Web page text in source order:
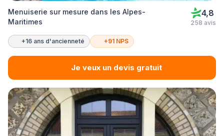
Menuiserie sur mesure dans les Alpes-
Maritimes
4,8
258 avis
+16 ans d'ancienneté +91 NPS
Je veux un devis gratuit